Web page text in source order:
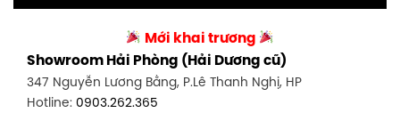
0986.71.8448
Showroom Thuận An - Bình Dương
66 đường DT743, An Phú, Thuận An, Bình Dương
27-29 Nguyễn Sỹ Sách, Hưng Bình, TP Vinh, Nghệ An
Hotline:0943.960.966
Showroom Buôn Ma Thuột
Mới khai trương
Showroom Hải Phòng (Hải Dương cũ)
347 Nguyễn Lương Bằng, P.Lê Thanh Nghị, HP
Hotline: 0903.262.365